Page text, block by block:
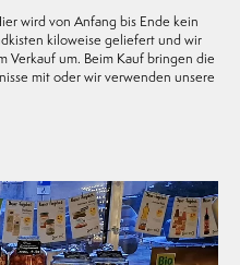
wird von Anfang bis Ende kein
kiloweise geliefert und wir
Verkauf um. Beim Kauf bringen die
mit oder wir verwenden unsere